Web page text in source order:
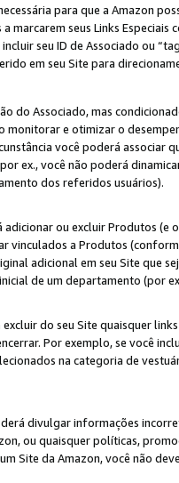
para que a Amazon
a marcarem seus Links
seu ID de Associado ou
em seu Site para
do Associado, mas
monitorar e otimizar o
você poderá associar
ex., você não poderá
dos referidos usuários).
adicionar ou excluir Produtos (e
vinculados a Produtos
adicional em seu Site que
de um departamento (por
excluir do seu Site quaisquer
Por exemplo, se você
na categoria de
divulgar informações
ou quaisquer políticas,
Site da Amazon, você não